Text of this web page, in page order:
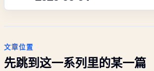
文章位置
先跳到这一系列里的某一篇